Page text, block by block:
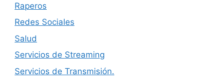
Raperos
Redes Sociales
Salud
Servicios de Streaming
Servicios de Transmisión.